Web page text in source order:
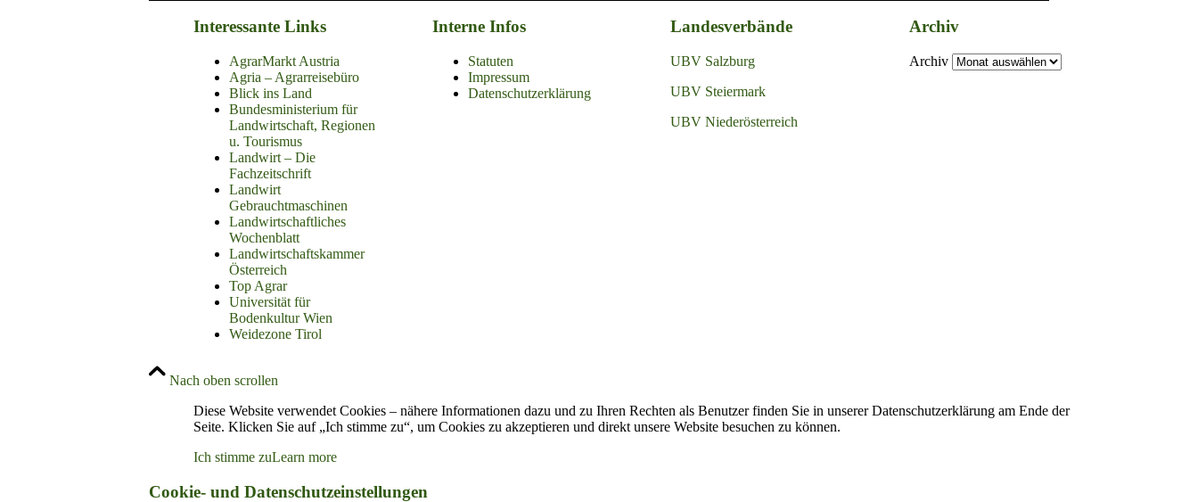
Interessante Links
AgrarMarkt Austria
Agria – Agrarreisebüro
Blick ins Land
Bundesministerium für
Landwirtschaft, Regionen
u. Tourismus
Landwirt – Die
Fachzeitschrift
Landwirt
Gebrauchtmaschinen
Landwirtschaftliches
Wochenblatt
Landwirtschaftskammer
Österreich
Top Agrar
Universität für
Bodenkultur Wien
Weidezone Tirol
Interne Infos
Statuten
Impressum
Datenschutzerklärung
Landesverbände
UBV Salzburg
UBV Steiermark
UBV Niederösterreich
Archiv
Archiv
Nach oben scrollen
Diese Website verwendet Cookies – nähere Informationen dazu und zu Ihren Rechten als Benutzer finden Sie in unserer Datenschutzerklärung am Ende der
Seite. Klicken Sie auf „Ich stimme zu“, um Cookies zu akzeptieren und direkt unsere Website besuchen zu können.
Ich stimme zuLearn more
Cookie- und Datenschutzeinstellungen